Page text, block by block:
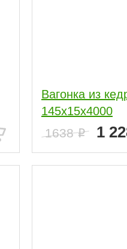
Вагонка из
145x15x4000
1638 1